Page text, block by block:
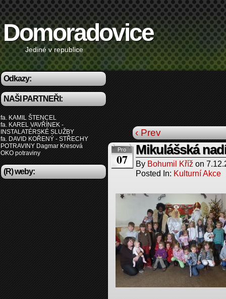
Domoradovice
Jediné v republice
Odkazy:
NAŠI PARTNEŘI:
fa. KAMIL ŠTENCEL
fa. KAREL VAVŘÍNEK -
INSTALATÉRSKÉ SLUŽBY
fa. DAVID KOŘENÝ - STŘECHY
POTRAVINY Dagmar Kresová
OKO potraviny
(R) weby:
‹ Prev
Pro
07
Mikulášská
By Bohumil Kříž on
Posted In: Kulturní Akce